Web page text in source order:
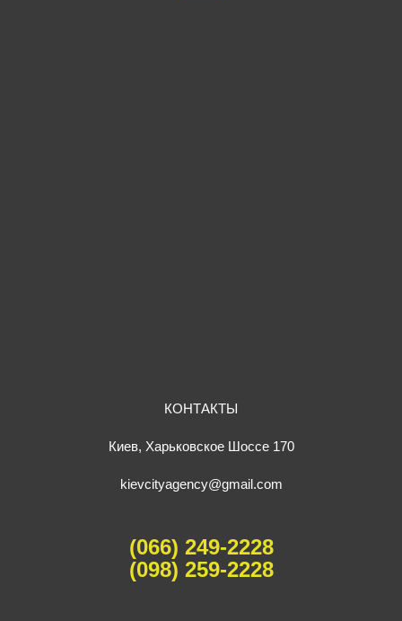
КОНТАКТЫ
Киев, Харьковское Шоссе 170
kievcityagency@gmail.com
(066) 249-2228
(098) 259-2228